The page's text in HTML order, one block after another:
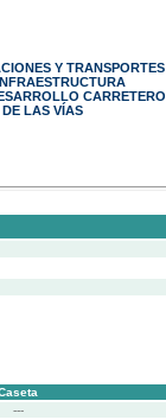
Y TRANSPORTES
CARRETERO
LAS VÍAS
---